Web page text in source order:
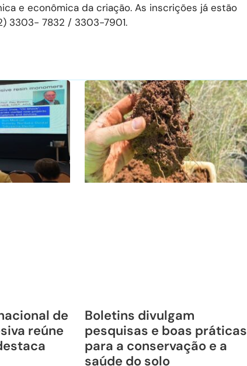
e econômica da criação. As inscrições já estão
3303- 7832 / 3303-7901.
de
reúne
Boletins divulgam
pesquisas e boas práticas
para a conservação e a
saúde do solo